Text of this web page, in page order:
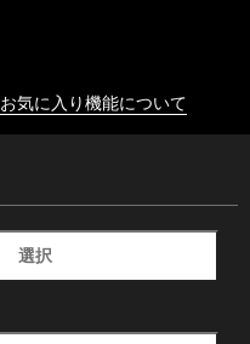
お気に入り機能について
選択